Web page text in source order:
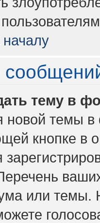
началу
тему в
новой темы
кнопке
или темы.